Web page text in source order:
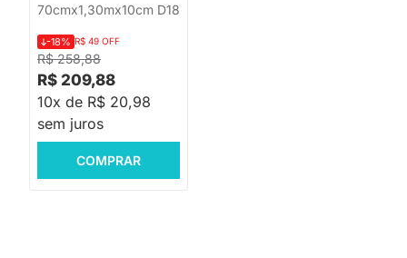
70cmx1,30mx10cm D18
R$ 258,88
-18% R$ 49 OFF
R$ 209,88
10x de R$ 20,98
sem juros
COMPRAR